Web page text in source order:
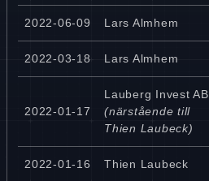
2022-06-09 Lars Almhem
2022-03-18 Lars Almhem
2022-01-17
Lauberg Invest AB
(närstående till
Thien Laubeck)
2022-01-16 Thien Laubeck